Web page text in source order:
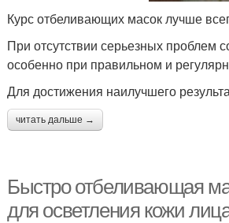
Курс отбеливающих масок лучше
При отсутствии серьезных проблем
особенно при правильном и
Для достижения наилучшего
читать дальше →
Быстро отбеливающая
для осветления кожи